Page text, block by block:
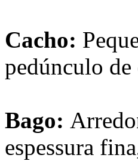
Cacho:
pedúnculo
Bago:
espessura